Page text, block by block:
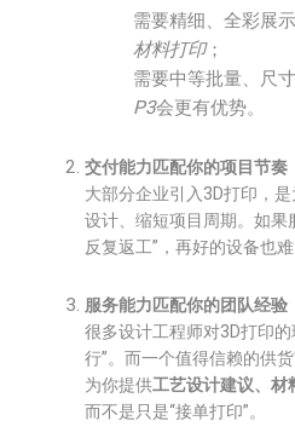
需要精细、全彩展
材料打印；
需要中等批量、尺
P3会更有优势。
交付能力匹配你的项目节奏
大部分企业引入3D打印，
设计、缩短项目周期。如果
反复返工”，再好的设备也难
服务能力匹配你的团队经验
很多设计工程师对3D打印
行”。而一个值得信赖的供
为你提供工艺设计建议、材
而不是只是“接单打印”。